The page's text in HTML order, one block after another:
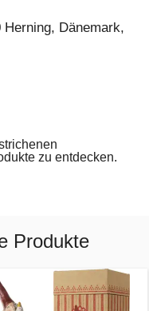
Herning, Dänemark,
zu entdecken.
Produkte